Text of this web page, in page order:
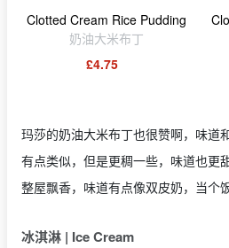
Clotted Cream Rice Pudding
奶油大米布丁
£4.75
玛莎的奶油大米布丁也很赞啊，味道
有点类似，但是更稠一些，味道也更
整屋飘香，味道有点像双皮奶，当个
冰淇淋 | Ice Cream